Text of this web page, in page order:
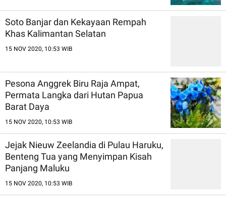
Soto Banjar dan Kekayaan Rempah
Khas Kalimantan Selatan
15 NOV 2020, 10:53 WIB
Pesona Anggrek Biru Raja Ampat,
Permata Langka dari Hutan Papua
Barat Daya
15 NOV 2020, 10:53 WIB
Jejak Nieuw Zeelandia di Pulau Haruku,
Benteng Tua yang Menyimpan Kisah
Panjang Maluku
15 NOV 2020, 10:53 WIB